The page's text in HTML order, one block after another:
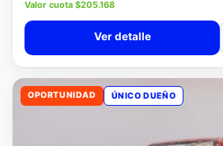
Precio lista $8.780.000
Valor cuota $205.168
OPORTUNIDAD